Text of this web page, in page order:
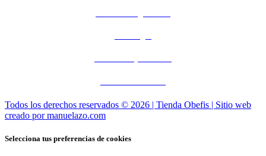
Todos los derechos reservados © 2026 | Tienda Obefis | Sitio web
creado pormanuelazo.com
Selecciona tus preferencias de cookies